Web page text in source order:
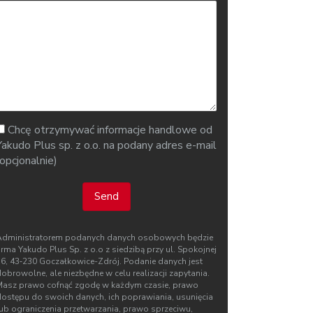
Chcę otrzymywać informacje handlowe od
Plus sp. z o.o. na podany adres e-mail
Send
podanych danych osobowych będzie
Yakudo Plus Sp. z o.o z siedzibą przy ul. Spokojnej
43‑230 Goczałkowice-Zdrój. Podanie danych jest
ale niezbędne w celu realizacji zapytania.
prawo cofnąć zgodę w każdym czasie, prawo
do swoich danych, ich poprawiania, usunięcia
ograniczenia przetwarzania, prawo sprzeciwu,